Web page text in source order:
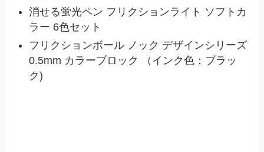
消せる蛍光ペン フリクションライト ソフトカ
ラー 6色セット
フリクションボール ノック デザインシリーズ
0.5mm カラーブロック （インク色：ブラッ
ク)